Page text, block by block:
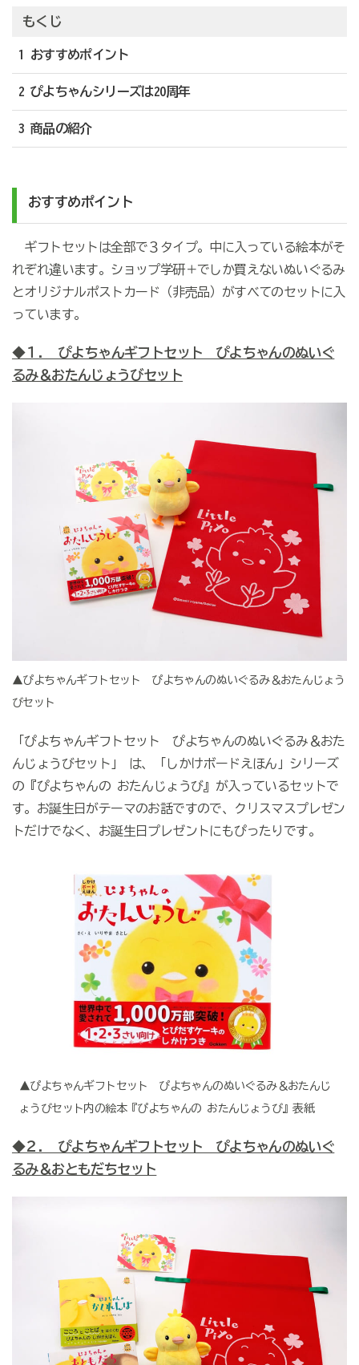
もくじ
1 おすすめポイント
2 ぴよちゃんシリーズは20周年
3 商品の紹介
おすすめポイント
ギフトセットは全部で３タイプ。中に入っている絵本がそ
れぞれ違います。ショップ学研＋でしか買えないぬいぐるみ
とオリジナルポストカード（非売品）がすべてのセットに入
っています。
◆１. ぴよちゃんギフトセット ぴよちゃんのぬいぐ
るみ＆おたんじょうびセット
▲ぴよちゃんギフトセット ぴよちゃんのぬいぐるみ＆おたんじょう
びセット
「ぴよちゃんギフトセット ぴよちゃんのぬいぐるみ＆おた
んじょうびセット」 は、「しかけボードえほん」シリーズ
の『ぴよちゃんの おたんじょうび』が入っているセットで
す。お誕生日がテーマのお話ですので、クリスマスプレゼン
トだけでなく、お誕生日プレゼントにもぴったりです。
▲ぴよちゃんギフトセット ぴよちゃんのぬいぐるみ＆おたんじ
ょうびセット内の絵本『ぴよちゃんの おたんじょうび』表紙
◆２. ぴよちゃんギフトセット ぴよちゃんのぬいぐ
るみ＆おともだちセット